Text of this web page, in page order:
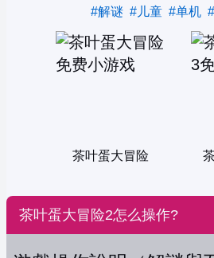
#解谜 #儿童 #单机
茶叶蛋大冒险
茶叶蛋大冒险2怎么操作?